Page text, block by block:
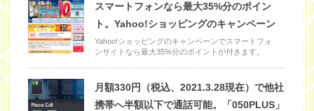
スマートフォンなら最大35%分のポイン
ト。Yahoo!ショッピングのキャンペーン
Yahoo!ショッピングのキャンペーンでスマートフォ
ンサイトなら最大35%分のポイントが付きます。
月額330円（税込、2021.3.28現在）で他社
携帯へ半額以下で通話可能。「050PLUS」